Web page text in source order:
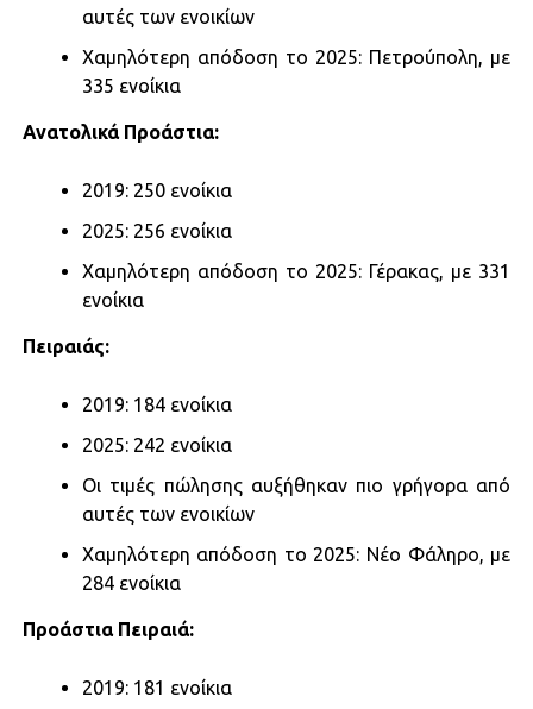
αυτές των ενοικίων
Χαμηλότερη απόδοση το 2025: Πετρούπολη, με
335 ενοίκια
Ανατολικά Προάστια:
2019: 250 ενοίκια​
2025: 256 ενοίκια
Χαμηλότερη απόδοση το 2025: Γέρακας, με 331
ενοίκια
Πειραιάς:​​
2019: 184 ενοίκια​
2025: 242 ενοίκια
Οι τιμές πώλησης αυξήθηκαν πιο γρήγορα από
αυτές των ενοικίων
Χαμηλότερη απόδοση το 2025: Νέο Φάληρο, με
284 ενοίκια
Προάστια Πειραιά:​
2019: 181 ενοίκια​